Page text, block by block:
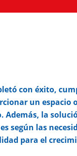
con éxito,
un espacio
Además, la
según las
para el